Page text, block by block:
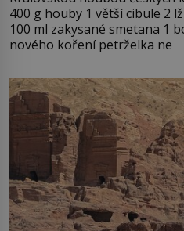
400 g houby 1 větší cibule 2
100 ml zakysané smetana 1
nového koření petrželka ne